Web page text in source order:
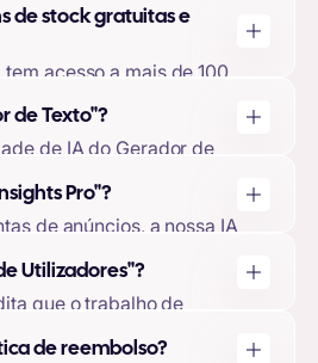
adapte os seus
criativas à sua marca,
alta qualidade de
ter ou não utilizado
Só utilizará as suas
optar por descarregar
de stock gratuitas e
acesso a mais de 100
criativos. Estas
em cada pacote, e não
taxa adicional pela
de Texto"?
de IA do Gerador de
utilizando uma
de copywriting.
incluída em cada
Pro"?
de anúncios, a nossa IA
encontrará em mais
podem incluir
da sua marca, as
Utilizadores"?
que o trabalho de
de reembolso?